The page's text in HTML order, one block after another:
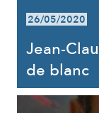
26/05/2020
Jean-
de blanc